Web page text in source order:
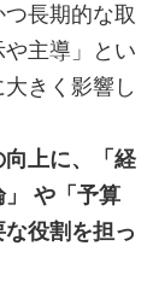
長期的な取
主導」とい
きく影響し
向上に、「経
や「予算
役割を担っ